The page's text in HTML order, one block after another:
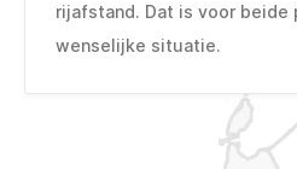
rijafstand. Dat is voor beide
wenselijke situatie.